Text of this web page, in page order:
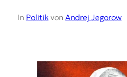
In Politikvon Andrej Jegorow